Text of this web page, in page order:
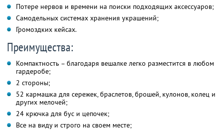
Потере нервов и времени на поиски подходящих аксессуаров;
Самодельных системах хранения украшений;
Громоздких кейсах.
Преимущества:
Компактность – благодаря вешалке легко разместится в любом
гардеробе;
2 стороны;
52 кармашка для сережек, браслетов, брошей, кулонов, колец и
других мелочей;
24 крючка для бус и цепочек;
Все на виду и строго на своем месте;